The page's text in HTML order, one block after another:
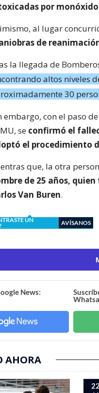
por
al lugar
de
la llegada de
altos niveles
30
embargo, con el paso
se confirmó el
el procedimiento
que, la otra
de 25 años,
Van Buren.
UN
AVÍSANOS
News:
AHORA